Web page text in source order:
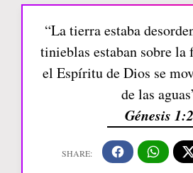
“La tierra estaba
tinieblas estaban sobre la
el Espíritu de Dios se
de las
Génesis 1:2